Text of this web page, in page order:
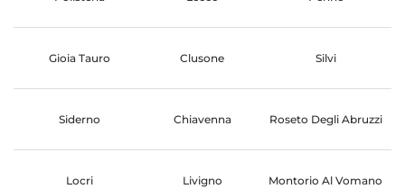
Gioia Tauro Clusone Silvi
Siderno Chiavenna Roseto Degli Abruzzi
Locri Livigno Montorio Al Vomano